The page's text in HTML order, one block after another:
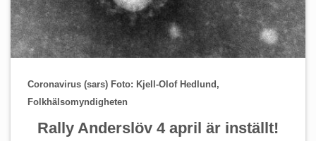
Coronavirus (sars) Foto: Kjell-Olof Hedlund,
Folkhälsomyndigheten
Rally Anderslöv 4 april är inställt!